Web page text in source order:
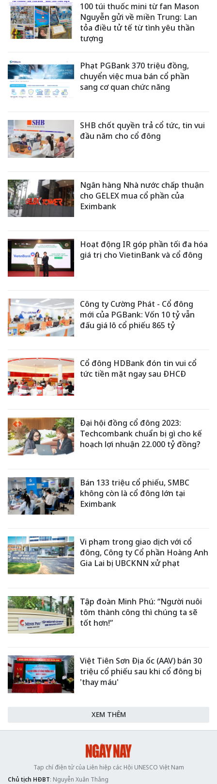
100 túi thuốc mini từ fan Mason
Nguyễn gửi về miền Trung: Lan
tỏa điều tử tế từ tình yêu thần
tượng
Phạt PGBank 370 triệu đồng,
chuyển việc mua bán cổ phần
sang cơ quan chức năng
SHB chốt quyền trả cổ tức, tin vui
đầu năm cho cổ đông
Ngân hàng Nhà nước chấp thuận
cho GELEX mua cổ phần của
Eximbank
Hoạt động IR góp phần tối đa hóa
giá trị cho VietinBank và cổ đông
Công ty Cường Phát - Cổ đông
mới của PGBank: Vốn 10 tỷ vẫn
đấu giá lô cổ phiếu 865 tỷ
Cổ đông HDBank đón tin vui cổ
tức tiền mặt ngay sau ĐHCĐ
Đại hội đồng cổ đông 2023:
Techcombank chuẩn bị gì cho kế
hoạch lợi nhuận 22.000 tỷ đồng?
Bán 133 triệu cổ phiếu, SMBC
không còn là cổ đông lớn tại
Eximbank
Vi phạm trong giao dịch với cổ
đông, Công ty Cổ phần Hoàng Anh
Gia Lai bị UBCKNN xử phạt
Tập đoàn Minh Phú: “Người nuôi
tôm thành công thì chúng ta sẽ
tốt hơn!”
Việt Tiên Sơn Địa ốc (AAV) bán 30
triệu cổ phiếu sau khi cổ đông bị
'thay máu'
XEM THÊM
Tạp chí điện tử của Liên hiệp các Hội UNESCO Việt Nam
Chủ tịch HĐBT: Nguyễn Xuân Thắng